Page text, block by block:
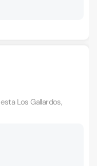
Los Gallardos,